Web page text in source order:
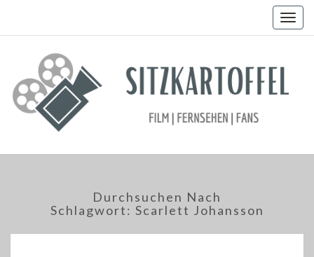
Durchsuchen Nach
Schlagwort: Scarlett Johansson